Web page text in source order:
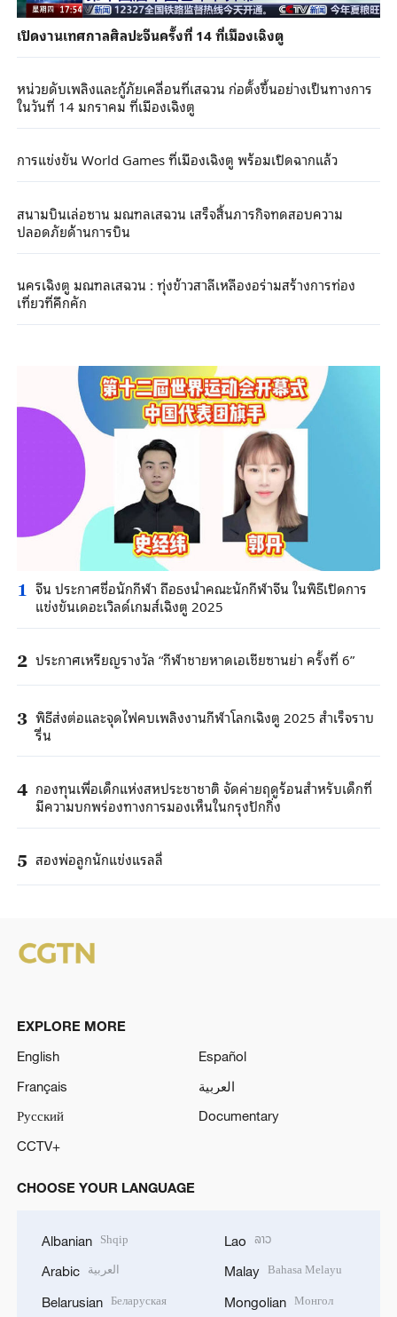
เปิดงานเทศกาลศิลปะจีนครั้งที่ 14 ที่เมืองเฉิงตู
หน่วยดับเพลิงและกู้ภัยเคลื่อนที่เสฉวน ก่อตั้งขึ้นอย่างเป็นทางการ
ในวันที่ 14 มกราคม ที่เมืองเฉิงตู
การแข่งขัน World Games ที่เมืองเฉิงตู พร้อมเปิดฉากแล้ว
สนามบินเล่อซาน มณฑลเสฉวน เสร็จสิ้นภารกิจทดสอบความ
ปลอดภัยด้านการบิน
นครเฉิงตู มณฑลเสฉวน : ทุ่งข้าวสาลีเหลืองอร่ามสร้างการท่อง
เที่ยวที่คึกคัก
1 จีน ประกาศชื่อนักกีฬา ถือธงนำคณะนักกีฬาจีน ในพิธีเปิดการ
แข่งขันเดอะเวิลด์เกมส์เฉิงตู 2025
2 ประกาศเหรียญรางวัล “กีฬาชายหาดเอเชียซานย่า ครั้งที่ 6”
3 พิธีส่งต่อและจุดไฟคบเพลิงงานกีฬาโลกเฉิงตู 2025 สำเร็จราบ
รื่น
4 กองทุนเพื่อเด็กแห่งสหประชาชาติ จัดค่ายฤดูร้อนสำหรับเด็กที่
มีความบกพร่องทางการมองเห็นในกรุงปักกิ่ง
5 สองพ่อลูกนักแข่งแรลลี่
EXPLORE MORE
English
Español
Français
العربية
Русский
Documentary
CCTV+
CHOOSE YOUR LANGUAGE
Albanian Shqip
Arabic العربية
Belarusian Беларуская
Lao ລາວ
Malay Bahasa Melayu
Mongolian Монгол